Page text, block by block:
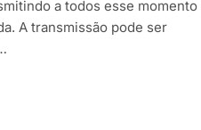
a todos esse momento
A transmissão pode ser